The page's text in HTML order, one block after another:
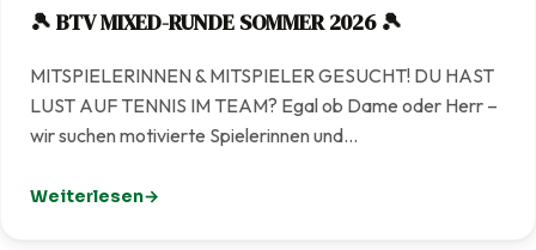
🎾 BTV MIXED-RUNDE SOMMER 2026 🎾
MITSPIELERINNEN & MITSPIELER GESUCHT! DU HAST
LUST AUF TENNIS IM TEAM? Egal ob Dame oder Herr –
wir suchen motivierte Spielerinnen und…
Weiterlesen
: 🎾 BTV MIXED-RUNDE SOMMER 2026 🎾